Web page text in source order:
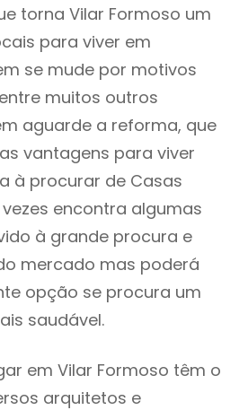
torna Vilar Formoso um
para viver em
se mude por motivos
muitos outros
aguarde a reforma, que
vantagens para viver
à procurar de Casas
encontra algumas
à grande procura e
mercado mas poderá
opção se procura um
saudável.
em Vilar Formoso têm o
arquitetos e